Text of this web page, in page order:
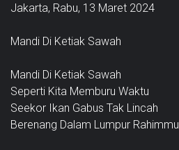
Jakarta, Rabu, 13 Maret 2024
Mandi Di Ketiak Sawah
Mandi Di Ketiak Sawah
Seperti Kita Memburu Waktu
Seekor Ikan Gabus Tak Lincah
Berenang Dalam Lumpur Rahimmu